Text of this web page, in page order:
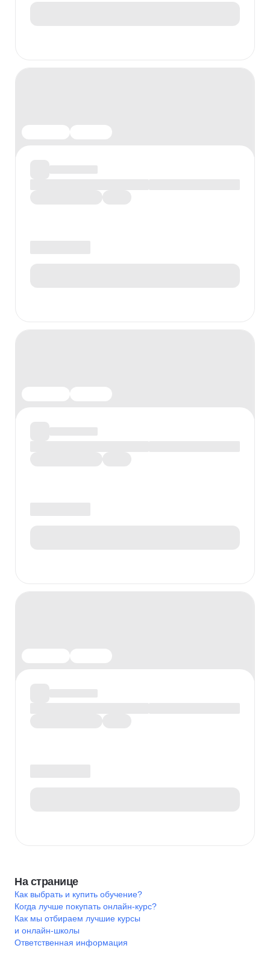
На странице
Как выбрать и купить обучение?
Когда лучше покупать онлайн-курс?
Как мы отбираем лучшие курсы
и онлайн-школы
Ответственная информация